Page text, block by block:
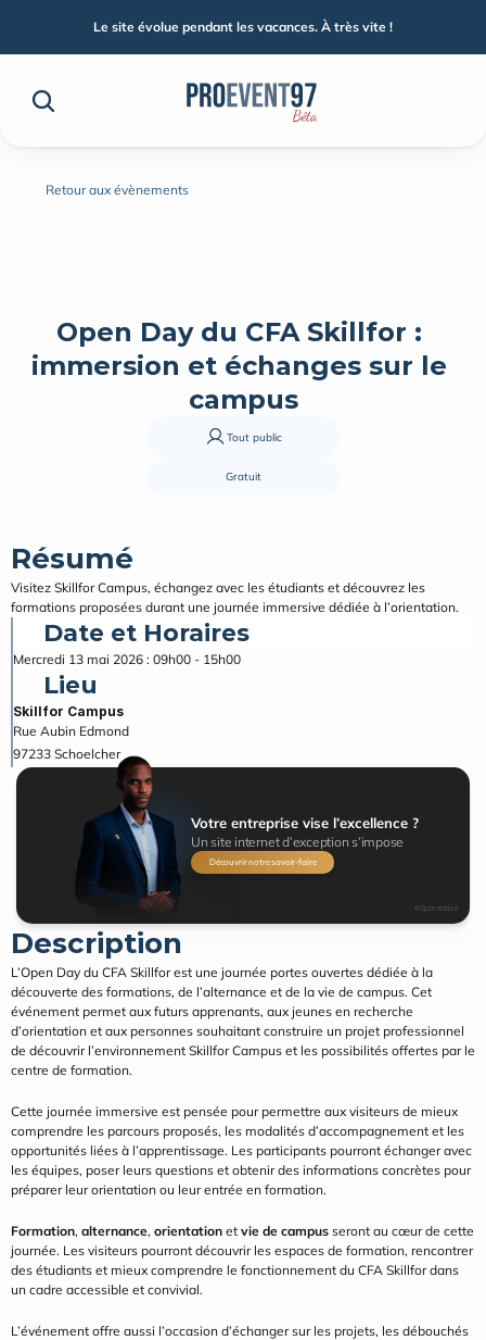
Retour aux évènements
Open Day du CFA Skillfor :
immersion et échanges sur le
campus
Tout public
Gratuit
Résumé
Visitez Skillfor Campus, échangez avec les étudiants et découvrez les
formations proposées durant une journée immersive dédiée à l’orientation.
Date et Horaires
Mercredi 13 mai 2026 : 09h00 - 15h00
Lieu
Skillfor Campus
Rue Aubin Edmond
97233 Schoelcher
Votre entreprise vise l’excellence ?
Un site internet d’exception s’impose
Découvrir notre savoir-faire
#Sponsorisé
Description
L’Open Day du CFA Skillfor est une journée portes ouvertes dédiée à la
découverte des formations, de l’alternance et de la vie de campus. Cet
événement permet aux futurs apprenants, aux jeunes en recherche
d’orientation et aux personnes souhaitant construire un projet professionnel
de découvrir l’environnement Skillfor Campus et les possibilités offertes par le
centre de formation.
Cette journée immersive est pensée pour permettre aux visiteurs de mieux
comprendre les parcours proposés, les modalités d’accompagnement et les
opportunités liées à l’apprentissage. Les participants pourront échanger avec
les équipes, poser leurs questions et obtenir des informations concrètes pour
préparer leur orientation ou leur entrée en formation.
Formation, alternance, orientation et vie de campus seront au cœur de cette
journée. Les visiteurs pourront découvrir les espaces de formation, rencontrer
des étudiants et mieux comprendre le fonctionnement du CFA Skillfor dans
un cadre accessible et convivial.
L’événement offre aussi l’occasion d’échanger sur les projets, les débouchés
Le site évolue pendant les vacances. À très vite !